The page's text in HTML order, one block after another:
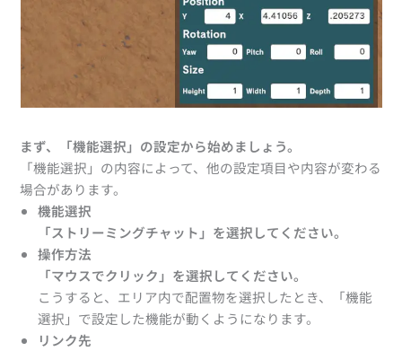
まず、「機能選択」の設定から始めましょう。
「機能選択」の内容によって、他の設定項目や内容が変わる
場合があります。
機能選択
「ストリーミングチャット」を選択してください。
操作方法
「マウスでクリック」を選択してください。
こうすると、エリア内で配置物を選択したとき、「機能
選択」で設定した機能が動くようになります。
リンク先